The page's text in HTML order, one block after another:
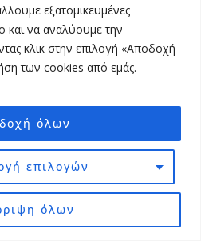
εξατομικευμένες
και να αναλύουμε την
κλικ στην επιλογή «Αποδοχή
των cookies από εμάς.
επιλογών
όλων
όλων
Επόμενο→